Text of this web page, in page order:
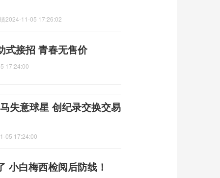
2024-11-05 17:26:02
式接招 青春无售价
17:24:00
失意球星 创纪录交换交易
05 17:24:00
小白梅西检阅后防线！